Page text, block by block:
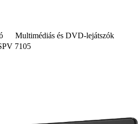
Multimédiás és DVD-lejátszók
7105